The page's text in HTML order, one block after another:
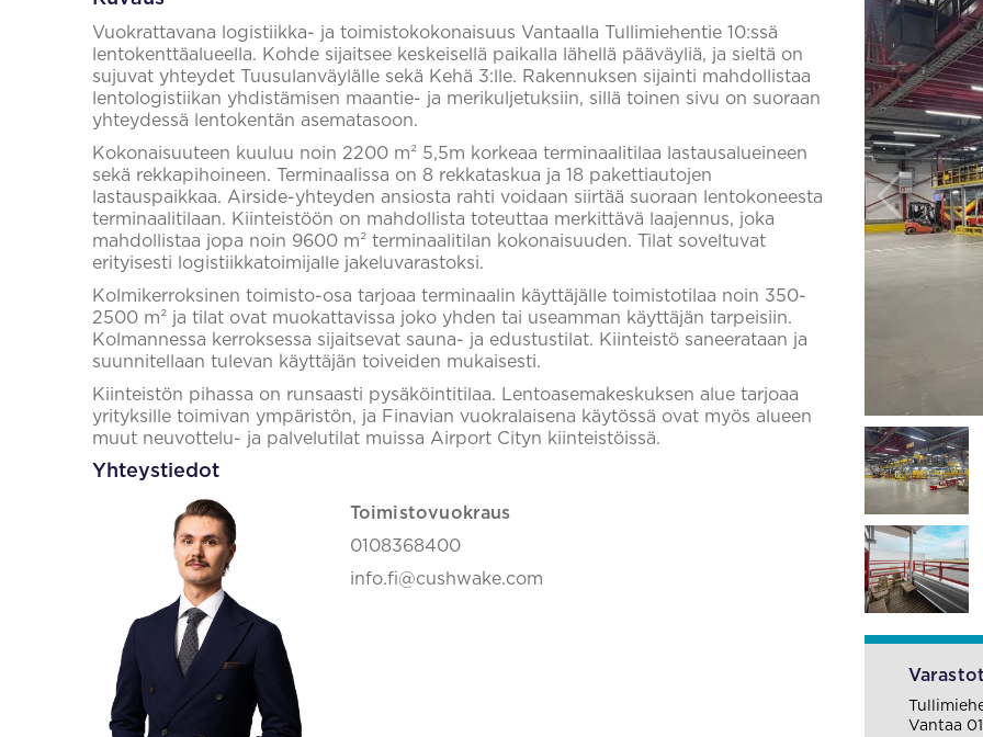
Vuokrattavana logistiikka- ja toimistokokonaisuus Vantaalla Tullimiehentie 10:ssä
lentokenttäalueella. Kohde sijaitsee keskeisellä paikalla lähellä pääväyliä, ja sieltä on
sujuvat yhteydet Tuusulanväylälle sekä Kehä 3:lle. Rakennuksen sijainti mahdollistaa
lentologistiikan yhdistämisen maantie- ja merikuljetuksiin, sillä toinen sivu on suoraan
yhteydessä lentokentän asematasoon.
Kokonaisuuteen kuuluu noin 2200 m² 5,5m korkeaa terminaalitilaa lastausalueineen
sekä rekkapihoineen. Terminaalissa on 8 rekkataskua ja 18 pakettiautojen
lastauspaikkaa. Airside-yhteyden ansiosta rahti voidaan siirtää suoraan lentokoneesta
terminaalitilaan. Kiinteistöön on mahdollista toteuttaa merkittävä laajennus, joka
mahdollistaa jopa noin 9600 m² terminaalitilan kokonaisuuden. Tilat soveltuvat
erityisesti logistiikkatoimijalle jakeluvarastoksi.
Kolmikerroksinen toimisto-osa tarjoaa terminaalin käyttäjälle toimistotilaa noin 350-
2500 m² ja tilat ovat muokattavissa joko yhden tai useamman käyttäjän tarpeisiin.
Kolmannessa kerroksessa sijaitsevat sauna- ja edustustilat. Kiinteistö saneerataan ja
suunnitellaan tulevan käyttäjän toiveiden mukaisesti.
Kiinteistön pihassa on runsaasti pysäköintitilaa. Lentoasemakeskuksen alue tarjoaa
yrityksille toimivan ympäristön, ja Finavian vuokralaisena käytössä ovat myös alueen
muut neuvottelu- ja palvelutilat muissa Airport Cityn kiinteistöissä.
Yhteystiedot
Toimistovuokraus
0108368400
info.fi@cushwake.com
Vantaa